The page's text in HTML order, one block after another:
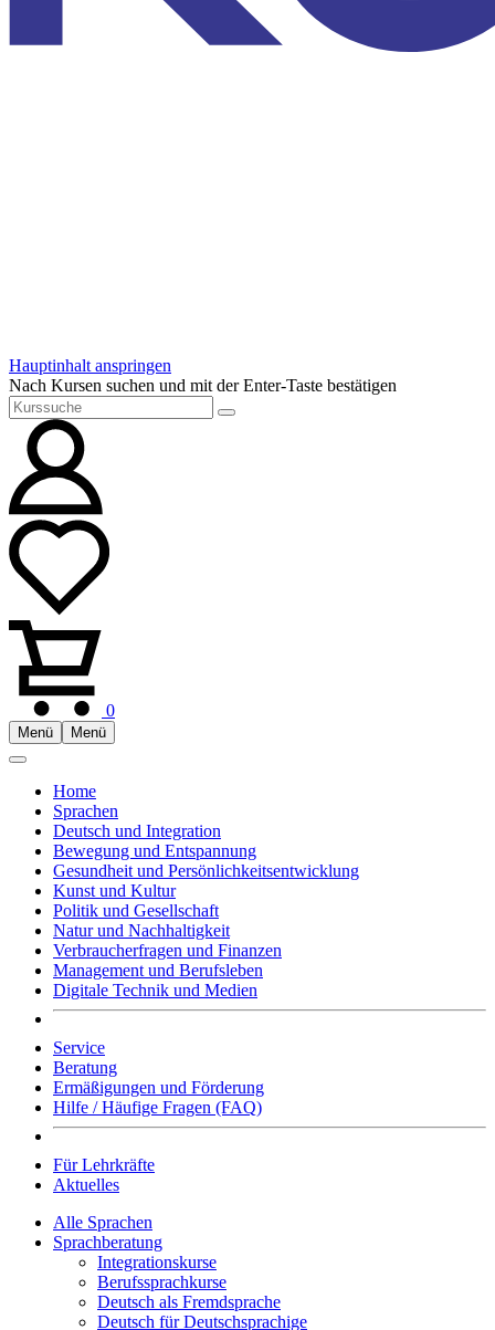
Hauptinhalt anspringen
Nach Kursen suchen und mit der Enter-Taste bestätigen
0
Menü Menü
Home
Sprachen
Deutsch und Integration
Bewegung und Entspannung
Gesundheit und Persönlichkeitsentwicklung
Kunst und Kultur
Politik und Gesellschaft
Natur und Nachhaltigkeit
Verbraucherfragen und Finanzen
Management und Berufsleben
Digitale Technik und Medien
Service
Beratung
Ermäßigungen und Förderung
Hilfe / Häufige Fragen (FAQ)
Für Lehrkräfte
Aktuelles
Alle Sprachen
Sprachberatung
Integrationskurse
Berufssprachkurse
Deutsch als Fremdsprache
Deutsch für Deutschsprachige